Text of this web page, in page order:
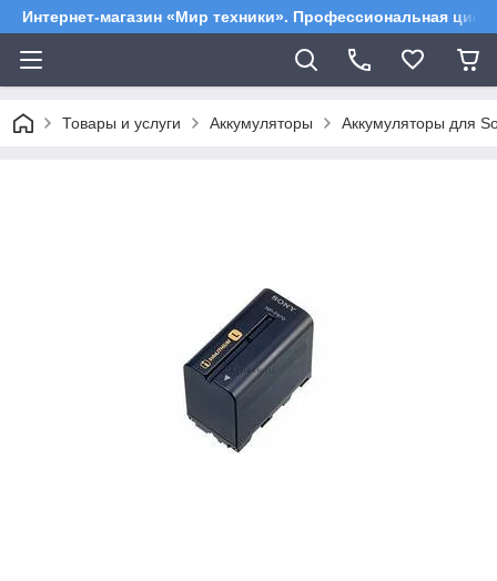
Интернет-магазин «Мир техники». Профессиональная
Товары и услуги Аккумуляторы Аккумуляторы для